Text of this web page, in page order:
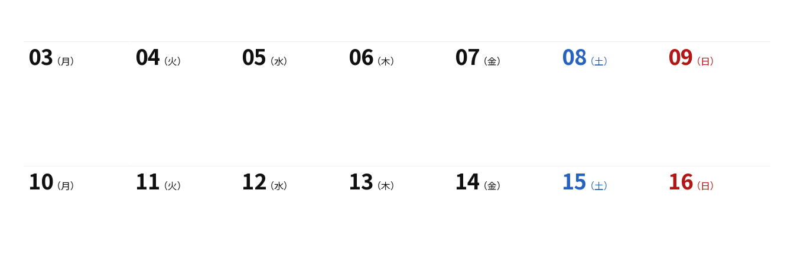
03 （月） 04 （火） 05 （水） 06 （木） 07 （金） 08 （土） 09 （日）
10 （月） 11 （火） 12 （水） 13 （木） 14 （金） 15 （土） 16 （日）